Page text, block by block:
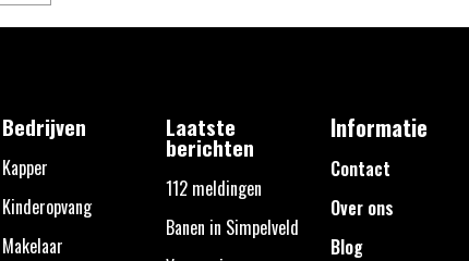
Bedrijven
Kapper
Kinderopvang
Makelaar
Laatste
berichten
112 meldingen
Banen in Simpelveld
Informatie
Contact
Over ons
Blog